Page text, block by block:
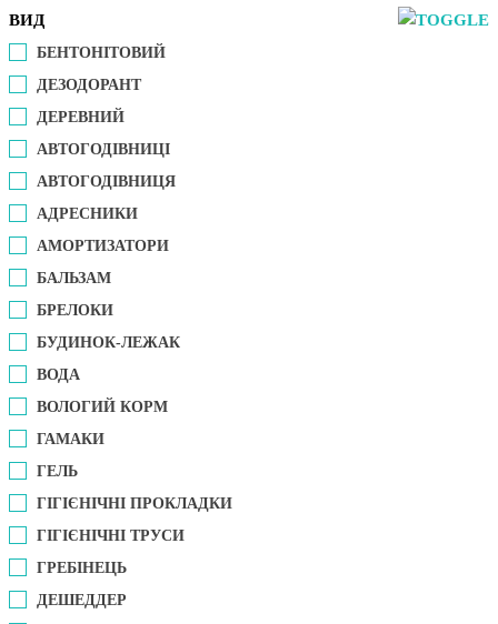
ВИД
БЕНТОНІТОВИЙ
ДЕЗОДОРАНТ
ДЕРЕВНИЙ
АВТОГОДІВНИЦІ
АВТОГОДІВНИЦЯ
АДРЕСНИКИ
АМОРТИЗАТОРИ
БАЛЬЗАМ
БРЕЛОКИ
БУДИНОК-ЛЕЖАК
ВОДА
ВОЛОГИЙ КОРМ
ГАМАКИ
ГЕЛЬ
ГІГІЄНІЧНІ ПРОКЛАДКИ
ГІГІЄНІЧНІ ТРУСИ
ГРЕБІНЕЦЬ
ДЕШЕДДЕР